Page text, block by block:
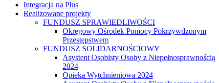
Integracja na Plus
Realizowane projekty
FUNDUSZ SPRAWIEDLIWOŚCI
Okręgowy Ośrodek Pomocy Pokrzywdzonym
Przestępstwem
FUNDUSZ SOLIDARNOŚCIOWY
Asystent Osobisty Osoby z Niepełnosprawnością
2024
Opieka Wytchnieniowa 2024